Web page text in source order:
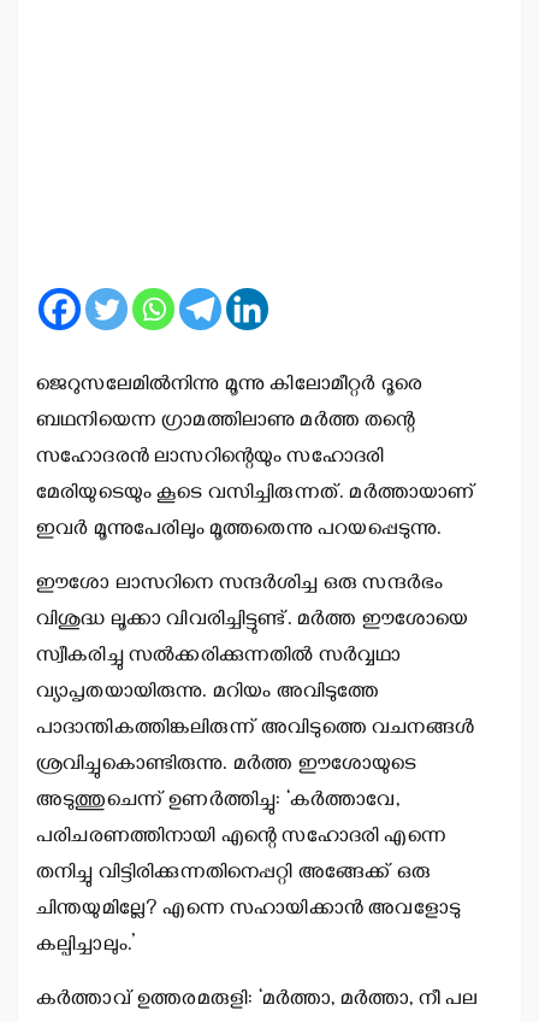
ജെറുസലേമില്‍നിന്നു മൂന്നു കിലോമീറ്റര്‍ ദൂരെ
ബഥനിയെന്ന ഗ്രാമത്തിലാണു മര്‍ത്ത തന്റെ
സഹോദരന്‍ ലാസറിന്റെയും സഹോദരി
മേരിയുടെയും കൂടെ വസിച്ചിരുന്നത്. മര്‍ത്തായാണ്
ഇവര്‍ മൂന്നുപേരിലും മൂത്തതെന്നു പറയപ്പെടുന്നു.
ഈശോ ലാസറിനെ സന്ദര്‍ശിച്ച ഒരു സന്ദര്‍ഭം
വിശുദ്ധ ലൂക്കാ വിവരിച്ചിട്ടുണ്ട്. മര്‍ത്ത ഈശോയെ
സ്വീകരിച്ചു സല്‍ക്കരിക്കുന്നതില്‍ സര്‍വ്വഥാ
വ്യാപൃതയായിരുന്നു. മറിയം അവിടുത്തേ
പാദാന്തികത്തിങ്കലിരുന്ന് അവിടുത്തെ വചനങ്ങള്‍
ശ്രവിച്ചുകൊണ്ടിരുന്നു. മര്‍ത്ത ഈശോയുടെ
അടുത്തുചെന്ന് ഉണര്‍ത്തിച്ചു: ‘കര്‍ത്താവേ,
പരിചരണത്തിനായി എന്റെ സഹോദരി എന്നെ
തനിച്ചു വിട്ടിരിക്കുന്നതിനെപ്പറ്റി അങ്ങേക്ക് ഒരു
ചിന്തയുമില്ലേ? എന്നെ സഹായിക്കാന്‍ അവളോടു
കല്പിച്ചാലും.’
കര്‍ത്താവ് ഉത്തരമരുളി: ‘മര്‍ത്താ, മര്‍ത്താ, നീ പല